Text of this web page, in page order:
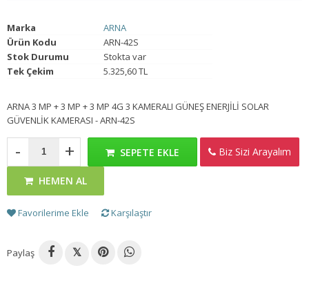
Marka
ARNA
Ürün Kodu
ARN-42S
Stok Durumu
Stokta var
Tek Çekim
5.325,60 TL
ARNA 3 MP + 3 MP + 3 MP 4G 3 KAMERALI GÜNEŞ ENERJİLİ SOLAR
GÜVENLİK KAMERASI - ARN-42S
- + SEPETE EKLE
HEMEN AL
Favorilerime Ekle Karşılaştır
Biz Sizi Arayalım
Paylaş 𝕏